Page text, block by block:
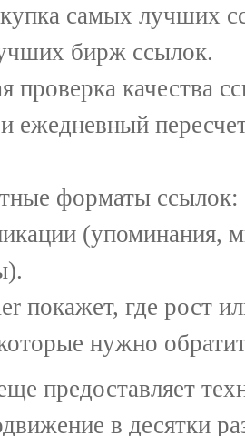
самых лучших
бирж ссылок.
проверка качества
ежедневный
форматы ссылок:
(упоминания,
покажет, где рост
нужно
предоставляет
в десятки